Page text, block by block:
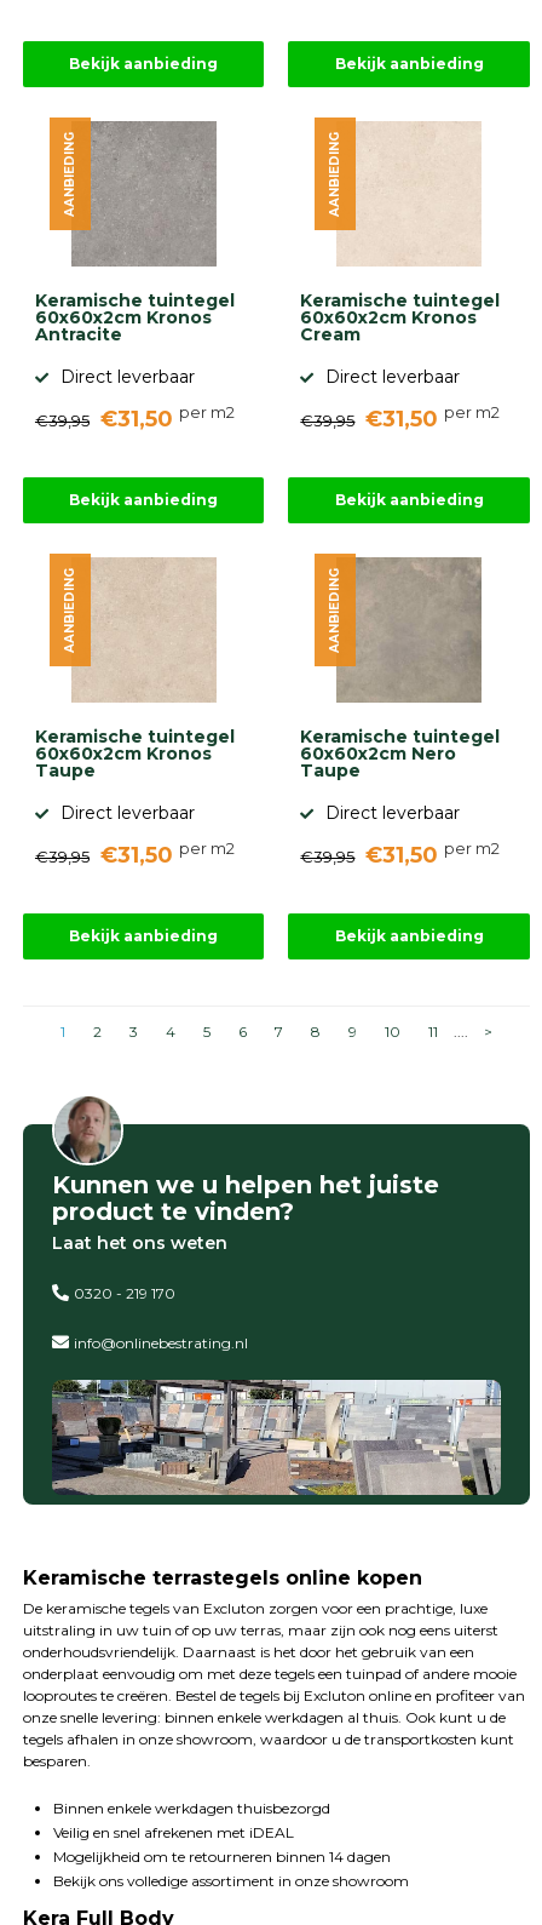
Bekijk aanbieding Bekijk aanbieding
Keramische tuintegel
60x60x2cm Kronos
Antracite
Direct leverbaar
€39,95 €31,50 per m2
AANBIEDING
Bekijk aanbieding
Keramische tuintegel
60x60x2cm Kronos
Cream
Direct leverbaar
€39,95 €31,50 per m2
AANBIEDING
Bekijk aanbieding
Keramische tuintegel
60x60x2cm Kronos
Taupe
Direct leverbaar
€39,95 €31,50 per m2
AANBIEDING
Bekijk aanbieding
Keramische tuintegel
60x60x2cm Nero
Taupe
Direct leverbaar
€39,95 €31,50 per m2
AANBIEDING
Bekijk aanbieding
1 2 3 4 5 6 7 8 9 10 11 .... >
Kunnen we u helpen het juiste
product te vinden?
Laat het ons weten
0320 - 219 170
info@onlinebestrating.nl
Keramische terrastegels online kopen
De keramische tegels van Excluton zorgen voor een prachtige, luxe
uitstraling in uw tuin of op uw terras, maar zijn ook nog eens uiterst
onderhoudsvriendelijk. Daarnaast is het door het gebruik van een
onderplaat eenvoudig om met deze tegels een tuinpad of andere mooie
looproutes te creëren. Bestel de tegels bij Excluton online en profiteer van
onze snelle levering: binnen enkele werkdagen al thuis. Ook kunt u de
tegels afhalen in onze showroom, waardoor u de transportkosten kunt
besparen.
Binnen enkele werkdagen thuisbezorgd
Veilig en snel afrekenen met iDEAL
Mogelijkheid om te retourneren binnen 14 dagen
Bekijk ons volledige assortiment in onze showroom
Kera Full Body